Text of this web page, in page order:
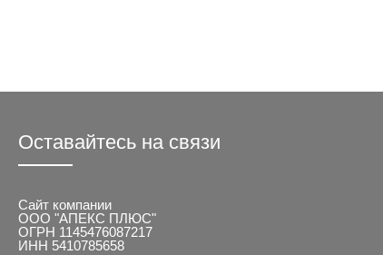
Оставайтесь на связи
Сайт компании
ООО "АПЕКС ПЛЮС"
ОГРН 1145476087217
ИНН 5410785658